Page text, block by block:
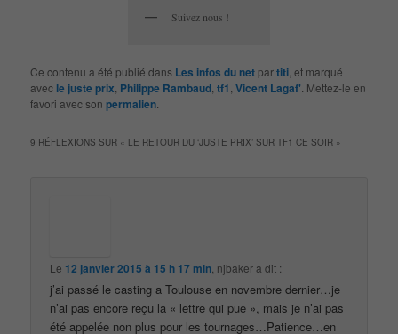
Suivez nous !
Ce contenu a été publié dans Les infos du net partiti , et marqué
avec le juste prix Philippe Rambaud ,tf1 ,Vicent Lagaf' . Mettez-le en
favori avec sonpermalien
9 RÉFLEXIONS SUR « LE RETOUR DU ‘JUSTE PRIX’ SUR TF1 CE SOIR »
Le 12 janvier 2015 à 15 h 17 min njbakera dit :
j’ai passé le casting a Toulouse en novembre dernier…je
n’ai pas encore reçu la « lettre qui pue », mais je n’ai pas
été appelée non plus pour les tournages…Patience…en